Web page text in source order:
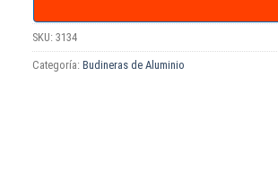
SKU: 3134
Categoría: Budineras de Aluminio